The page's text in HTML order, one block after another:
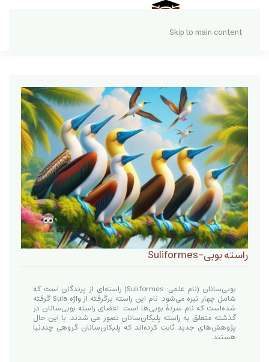
Skip to main content
راسته بوبی-Suliformes
بوبی‌سانان (نام علمی: Suliformes) راسته‌ای از پرندگان است که
شامل چهار تیره می‌شود. نام این راسته برگرفته از واژه Sula گرفته
شده‌است که نام سردهٔ بوبی‌ها است. اعضای راسته بوبی‌سانان در
گذشته متعلق به راسته پلیکان‌سانان تصور می شدند. با این حال
پژوهش‌های جدید ثابت کرده‌اند که پلیکان‌سانان گروهی چندنیا
هستند.